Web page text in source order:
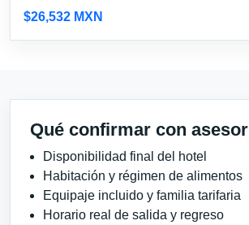
$26,532 MXN
Qué confirmar con asesor
Disponibilidad final del hotel
Habitación y régimen de alimentos
Equipaje incluido y familia tarifaria
Horario real de salida y regreso